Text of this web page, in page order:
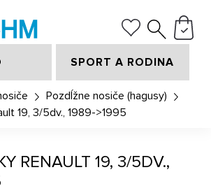
SPORT A RODINA
Pozdĺžne nosiče (hagusy)
19, 3/5dv., 1989->1995
RENAULT 19, 3/5DV.,